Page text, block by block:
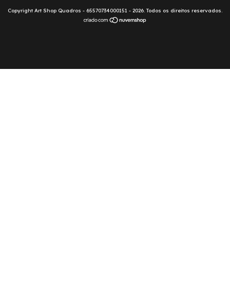
Copyright Art Shop Quadros - 65570734000151 - 2026. Todos os direitos reservados.